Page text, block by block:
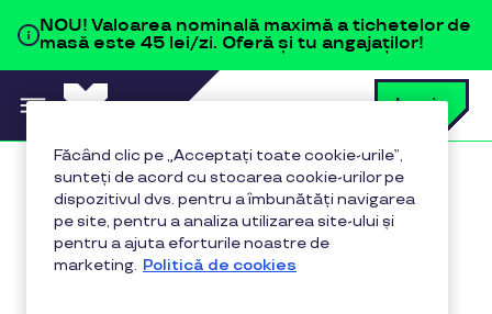
Sari la conținutul principal
Login
Acasă Politică de cookies
NOU! Valoarea nominală maximă a tichetelor de
masă este 45 lei/zi. Oferă și tu angajaților!
Făcând clic pe „Acceptați toate cookie-urile”,
sunteți de acord cu stocarea cookie-urilor pe
dispozitivul dvs. pentru a îmbunătăți navigarea
pe site, pentru a analiza utilizarea site-ului și
pentru a ajuta eforturile noastre de
marketing. Politică de cookies